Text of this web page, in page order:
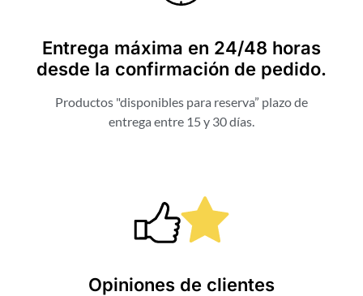
Entrega máxima en 24/48 horas
desde la confirmación de pedido.
Productos "disponibles para reserva” plazo de
entrega entre 15 y 30 días.
Opiniones de clientes